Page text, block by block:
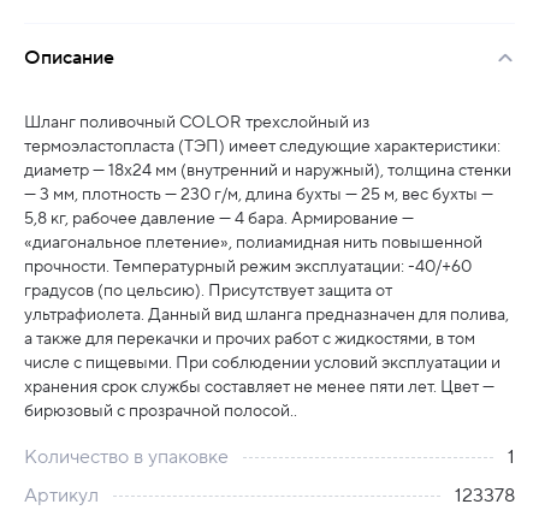
Описание
Шланг поливочный COLOR трехслойный из
термоэластопласта (ТЭП) имеет следующие характеристики:
диаметр — 18х24 мм (внутренний и наружный), толщина стенки
— 3 мм, плотность — 230 г/м, длина бухты — 25 м, вес бухты —
5,8 кг, рабочее давление — 4 бара. Армирование —
«диагональное плетение», полиамидная нить повышенной
прочности. Температурный режим эксплуатации: -40/+60
градусов (по цельсию). Присутствует защита от
ультрафиолета. Данный вид шланга предназначен для полива,
а также для перекачки и прочих работ с жидкостями, в том
числе с пищевыми. При соблюдении условий эксплуатации и
хранения срок службы составляет не менее пяти лет. Цвет —
бирюзовый с прозрачной полосой..
Количество в упаковке
1
Артикул
123378